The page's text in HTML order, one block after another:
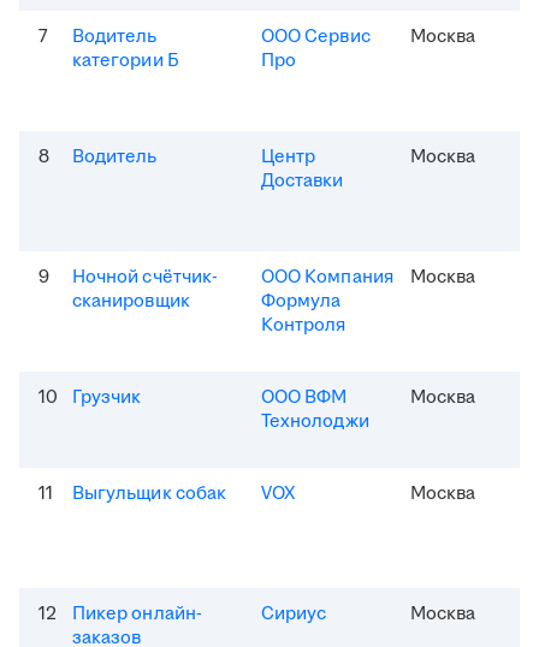
7
Водитель
категории Б
ООО Сервис
Про
Москва
8 Водитель
Центр
Доставки
Москва
9
Ночной счётчик-
сканировщик
ООО Компания
Формула
Контроля
Москва
10 Грузчик
ООО ВФМ
Технолоджи
Москва
11 Выгульщик собак VOX Москва
12
Пикер онлайн-
заказов
Сириус Москва